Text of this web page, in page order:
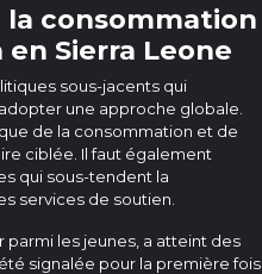
consommation
Sierra Leone
sous-jacents qui
une approche globale.
de la consommation et de
ciblée. Il faut également
qui sous-tendent la
services de soutien.
parmi les jeunes, a atteint des
signalée pour la première fois